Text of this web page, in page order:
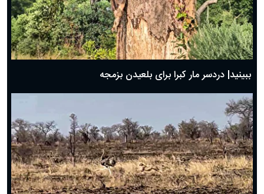
ببینید| دردسر مار کبرا برای بلعیدن بزمجه